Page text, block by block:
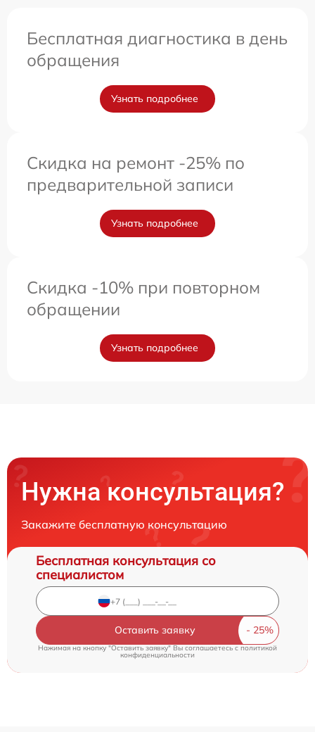
Бесплатная диагностика в день
обращения
Узнать подробнее
Скидка на ремонт -25% по
предварительной записи
Узнать подробнее
Скидка -10% при повторном
обращении
Узнать подробнее
Нужна консультация?
Закажите бесплатную консультацию
Бесплатная консультация со
специалистом
Оставить заявку
Нажимая на кнопку "Оставить заявку" Вы соглашаетесь cполитикой
конфиденциальности